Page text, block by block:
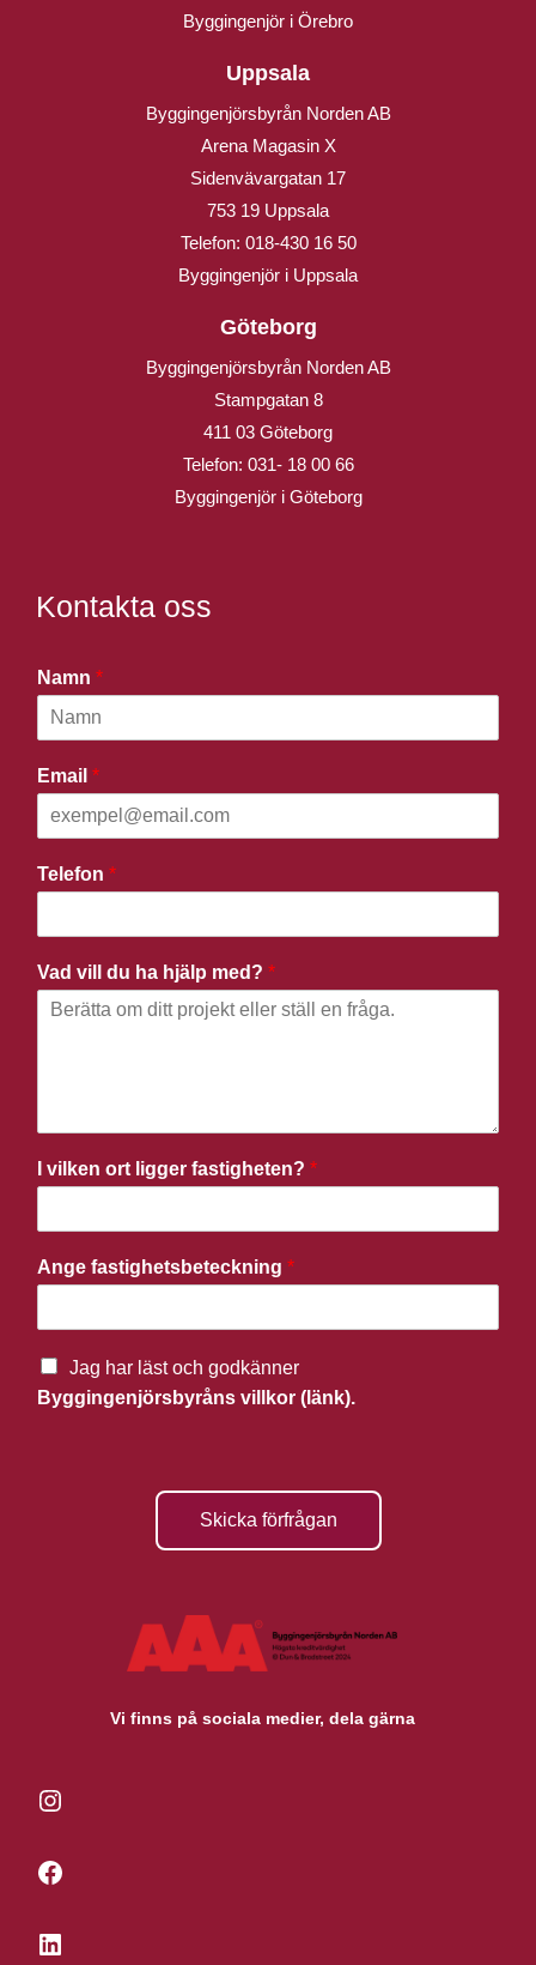
Byggingenjör i Örebro
Uppsala
Byggingenjörsbyrån Norden AB
Arena Magasin X
Sidenvävargatan 17
753 19 Uppsala
Telefon: 018-430 16 50
Byggingenjör i Uppsala
Göteborg
Byggingenjörsbyrån Norden AB
Stampgatan 8
411 03 Göteborg
Telefon: 031- 18 00 66
Byggingenjör i Göteborg
Kontakta oss
Namn *
Email *
Telefon *
Vad vill du ha hjälp med? *
I vilken ort ligger fastigheten? *
Ange fastighetsbeteckning *
Jag har läst och godkänner
Byggingenjörsbyråns villkor (länk).
Skicka förfrågan
Vi finns på sociala medier, dela gärna
Instagram
Facebook
LinkedIn